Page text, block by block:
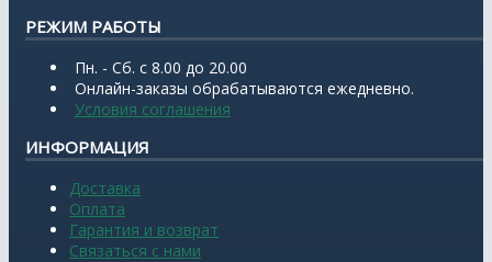
РЕЖИМ РАБОТЫ
Пн. - Сб. с 8.00 до 20.00
Онлайн-заказы обрабатываются ежедневно.
Условия соглашения
ИНФОРМАЦИЯ
Доставка
Оплата
Гарантия и возврат
Связаться с нами